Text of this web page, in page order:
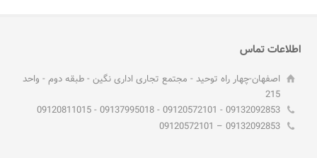
اطلاعات تماس
اصفهان-چهار راه توحید - مجتمع تجاری اداری نگین - طبقه دوم - واحد
215
09132092853 - 09120572101 - 09137995018 - 09120811015
09132092853 – 09120572101